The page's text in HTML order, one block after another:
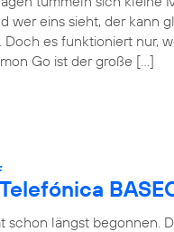
wer eins sieht, der kann
es funktioniert nur,
Go ist der große […]
schon längst begonnen.